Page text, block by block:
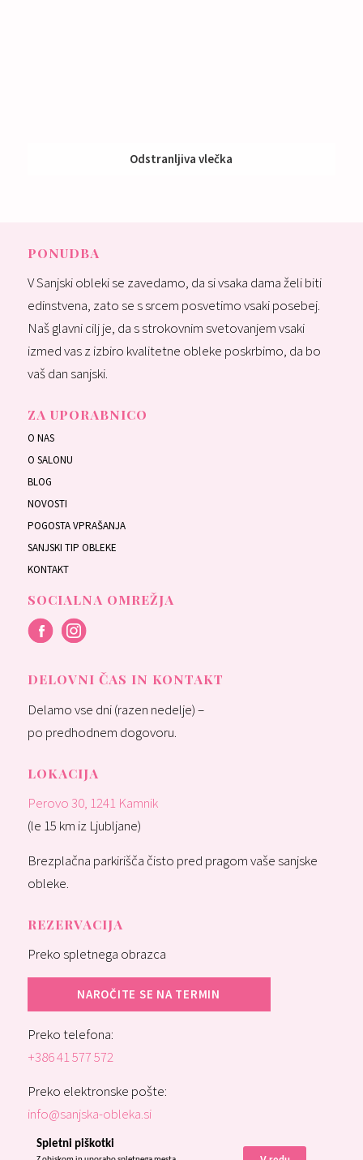
Odstranljiva vlečka
PONUDBA
V Sanjski obleki se zavedamo, da si vsaka dama želi biti
edinstvena, zato se s srcem posvetimo vsaki posebej.
Naš glavni cilj je, da s strokovnim svetovanjem vsaki
izmed vas z izbiro kvalitetne obleke poskrbimo, da bo
vaš dan sanjski.
ZA UPORABNICO
O NAS
O SALONU
BLOG
NOVOSTI
POGOSTA VPRAŠANJA
SANJSKI TIP OBLEKE
KONTAKT
SOCIALNA OMREŽJA
DELOVNI ČAS IN KONTAKT
Delamo vse dni (razen nedelje) –
po predhodnem dogovoru.
LOKACIJA
Perovo 30, 1241 Kamnik
(le 15 km iz Ljubljane)
Brezplačna parkirišča čisto pred pragom vaše sanjske
obleke.
REZERVACIJA
Preko spletnega obrazca
NAROČITE SE NA TERMIN
Preko telefona:
+386 41 577 572
Preko elektronske pošte:
info@sanjska-obleka.si
Spletni piškotki